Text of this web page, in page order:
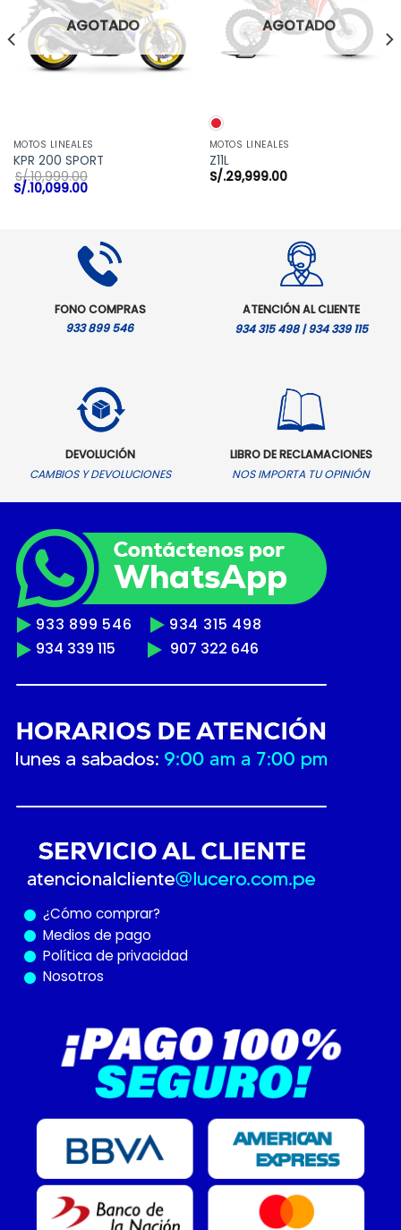
AGOTADO
MOTOS LINEALES
KPR 200 SPORT
S/.10,999.00
El
precio
S/.10,099.00El
AGOTADO
MOTOS LINEALES
Z11L
S/.29,999.00
FONO COMPRAS
933 899 546
ATENCIÓN AL CLIENTE
934 315 498 | 934 339 115
DEVOLUCIÓN
CAMBIOS Y DEVOLUCIONES
LIBRO DE RECLAMACIONES
NOS IMPORTA TU OPINIÓN
933 899 546
934 315 498
934 339 115
907 322 646
¿Cómo comprar?
Medios de pago
Política de privacidad
Nosotros